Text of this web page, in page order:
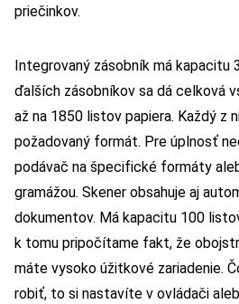
priečinkov.
Integrovaný zásobník má kapacitu
ďalších zásobníkov sa dá celková
až na 1850 listov papiera. Každý z
požadovaný formát. Pre úplnosť
podávač na špecifické formáty
gramážou. Skener obsahuje aj
dokumentov. Má kapacitu 100
k tomu pripočítame fakt, že
máte vysoko úžitkové zariadenie.
robiť, to si nastavíte v ovládači